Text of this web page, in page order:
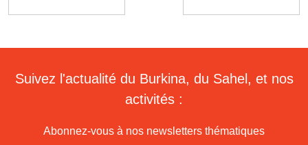
Suivez l'actualité du Burkina, du Sahel, et nos
activités :
Abonnez-vous à nos newsletters thématiques